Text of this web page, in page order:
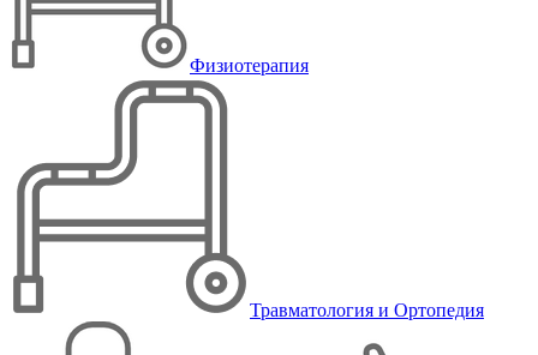
Физиотерапия
Травматология и Ортопедия